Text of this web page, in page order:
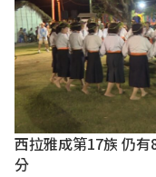
西拉雅成第17族 仍
分